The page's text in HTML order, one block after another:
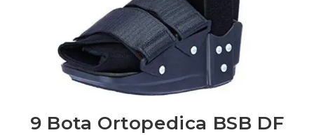
9 Bota Ortopedica BSB DF